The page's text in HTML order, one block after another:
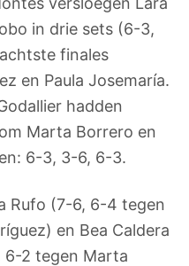
in drie sets (6-3,
finales
en Paula Josemaría.
hadden
Marta Borrero en
6-3, 3-6, 6-3.
Rufo (7-6, 6-4 tegen
en Bea Caldera
6-2 tegen Marta